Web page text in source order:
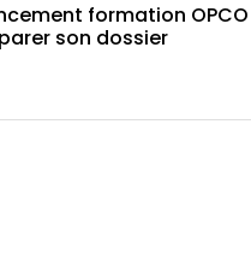
formation OPCO
son dossier